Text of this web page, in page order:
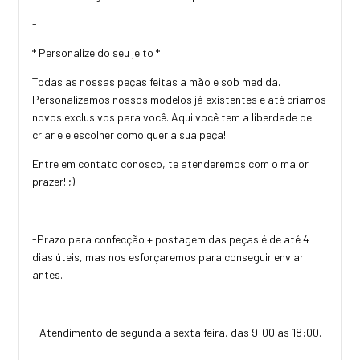
-
* Personalize do seu jeito *
Todas as nossas peças feitas a mão e sob medida.
Personalizamos nossos modelos já existentes e até criamos
novos exclusivos para você. Aqui você tem a liberdade de
criar e e escolher como quer a sua peça!
Entre em contato conosco, te atenderemos com o maior
prazer! ;)
-Prazo para confecção + postagem das peças é de até 4
dias úteis, mas nos esforçaremos para conseguir enviar
antes.
- Atendimento de segunda a sexta feira, das 9:00 as 18:00.